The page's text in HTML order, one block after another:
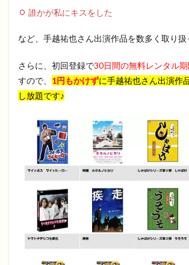
誰かが私にキスをした
など、手越祐也さん出演作品を数多く取り扱
さらに、初回登録で30日間の無料レンタル期
すので、 1円もかけずに手越祐也さん出演作
し放題です♪